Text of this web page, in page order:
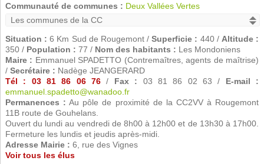
Communauté de communes : Deux Vallées Vertes
Situation : 6 Km Sud de Rougemont /Superficie : 440 / Altitude :
350 / Population : 77 / Nom des habitants : Les Mondoniens
Maire : Emmanuel SPADETTO (Contremaîtres, agents de maîtrise)
/ Secrétaire : Nadège JEANGERARD
Tél : 03 81 86 06 76 / Fax : 03 81 86 02 63 / E-mail :
emmanuel.spadetto@wanadoo.fr
Permanences : Au pôle de proximité de la CC2VV à Rougemont
11B route de Gouhelans.
Ouvert du lundi au vendredi de 8h00 à 12h00 et de 13h30 à 17h00.
Fermeture les lundis et jeudis après-midi.
Adresse Mairie : 6, rue des Vignes
Voir tous les élus